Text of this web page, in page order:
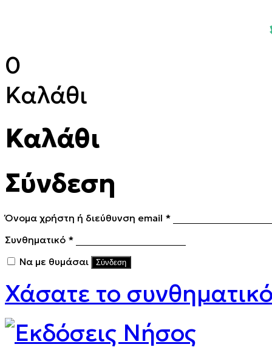
0
Καλάθι
Καλάθι
Σύνδεση
Όνομα χρήστη ή διεύθυνση email *Απαιτείται
Συνθηματικό *Απαιτείται
Να με θυμάσαι
Σύνδεση
Χάσατε το